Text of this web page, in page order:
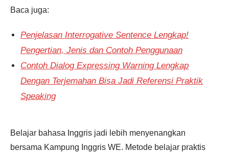
Baca juga:
Penjelasan Interrogative Sentence Lengkap!
Pengertian, Jenis dan Contoh Penggunaan
Contoh Dialog Expressing Warning Lengkap
Dengan Terjemahan Bisa Jadi Referensi Praktik
Speaking
Belajar bahasa Inggris jadi lebih menyenangkan
bersama Kampung Inggris WE. Metode belajar praktis